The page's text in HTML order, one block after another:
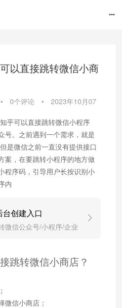
以直接跳转微信小商
• 0个评论 •
2023年10月07
乎可以直接跳转微信小程序
号。之前遇到一个需求，就是
是微信之前一直没有提供接口
案，在要跳转小程序的地方做
程序码，引导用户长按识别小
内
创建入口
微信公众号/小程序/企业
跳转微信小商店？
；
微信小商店；